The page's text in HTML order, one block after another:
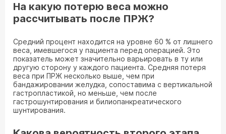
На какую потерю веса можно
рассчитывать после ПРЖ?
Средний процент находится на уровне 60 % от лишнего
веса, имевшегося у пациента перед операцией. Это
показатель может значительно варьировать в ту или
другую сторону у каждого пациента. Средняя потеря
веса при ПРЖ несколько выше, чем при
бандажировании желудка, сопоставима с вертикальной
гастропластикой, но меньше, чем после
гастрошунтирования и билиопанкреатического
шунтирования.